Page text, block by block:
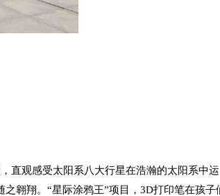
直观感受太阳系八大行星在浩瀚的太阳系中运
翱翔。“星际涂鸦王”项目，3D打印笔在孩子